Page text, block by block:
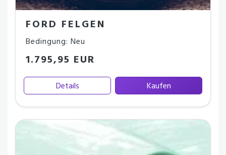
FORD FELGEN
Bedingung: Neu
1.795,95 EUR
Details Kaufen